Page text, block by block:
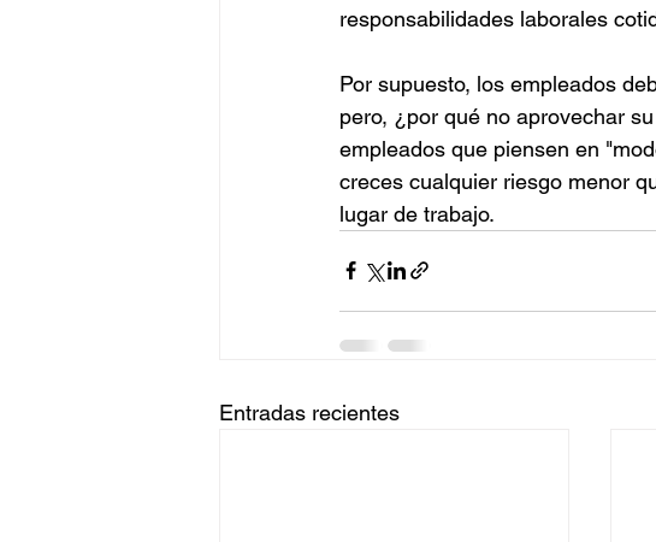
responsabilidades laborales
Por supuesto, los empleados
pero, ¿por qué no aprovechar
empleados que piensen en
creces cualquier riesgo menor
lugar de trabajo.
Entradas recientes